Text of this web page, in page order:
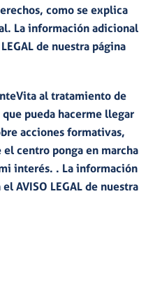
como se explica
La información adicional
de nuestra página
al tratamiento de
pueda hacerme llegar
acciones formativas,
centro ponga en marcha
interés. . La información
el AVISO LEGAL de nuestra